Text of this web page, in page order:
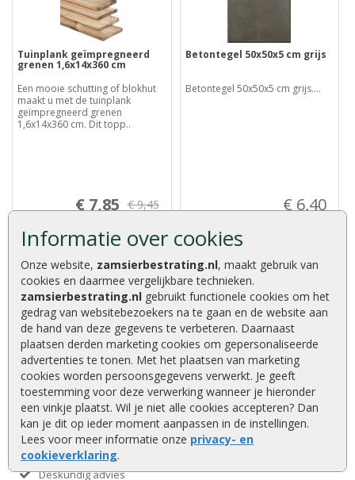
Informatie over cookies
Onze website, zamsierbestrating.nl, maakt gebruik van
cookies en daarmee vergelijkbare technieken.
zamsierbestrating.nl gebruikt functionele cookies om het
gedrag van websitebezoekers na te gaan en de website aan
de hand van deze gegevens te verbeteren. Daarnaast
plaatsen derden marketing cookies om gepersonaliseerde
advertenties te tonen. Met het plaatsen van marketing
cookies worden persoonsgegevens verwerkt. Je geeft
toestemming voor deze verwerking wanneer je hieronder
een vinkje plaatst. Wil je niet alle cookies accepteren? Dan
kan je dit op ieder moment aanpassen in de instellingen.
Lees voor meer informatie onze privacy- en
cookieverklaring.
Tuinplank geïmpregneerd
grenen 1,6x14x360 cm
Een mooie schutting of blokhut
maakt u met de tuinplank
geïmpregneerd grenen
1,6x14x360 cm. Dit topp..
€ 7,85 € 9,45
Betontegel 50x50x5 cm grijs
Betontegel 50x50x5 cm grijs....
€ 6,40
Advies of vragen?
We helpen u graag
0320 252 811
info@zamsierbestrating.nl
Kaapstanderweg 41, 8243 RB Lelystad
Deskundig advies